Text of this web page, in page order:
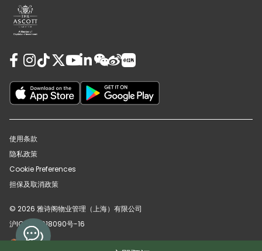
使用条款
隐私政策
Cookie Preferences
担保及取消政策
© 2026 雅诗阁物业管理（上海）有限公司
沪ICP备12018090号-16
沪公网安备31010102008391号